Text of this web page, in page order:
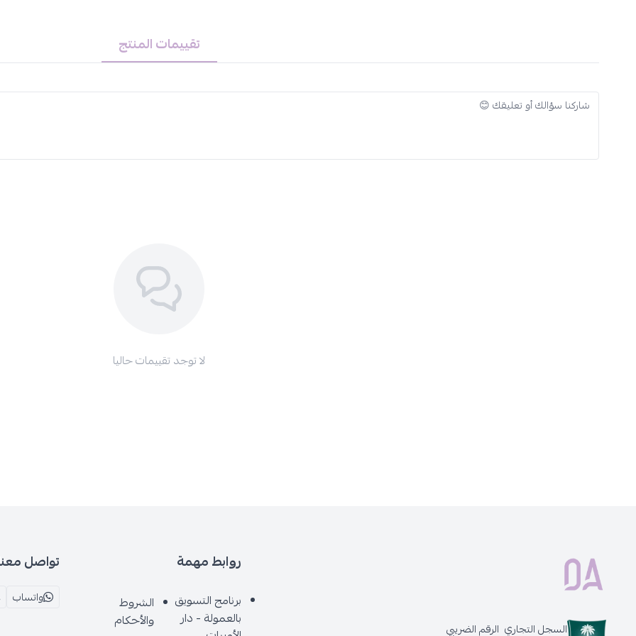
تقييمات المنتج
لا توجد تقييمات حاليا
السجل التجاري الرقم الضريبي
روابط مهمة
برنامج التسويق
بالعمولة - دار
الشروط
والأحكام
تواصل
واتساب